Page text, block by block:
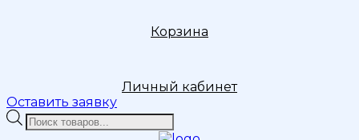
Корзина
Личный кабинет
Оставить заявку
Поиск
товаров